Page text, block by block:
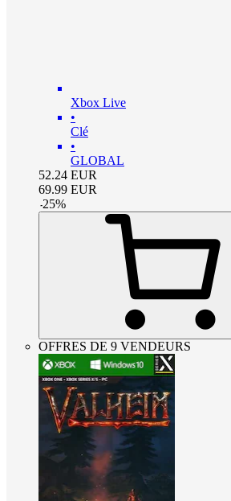
Xbox Live
•
Clé
•
GLOBAL
52.24 EUR
69.99 EUR
-25%
OFFRES DE 9 VENDEURS